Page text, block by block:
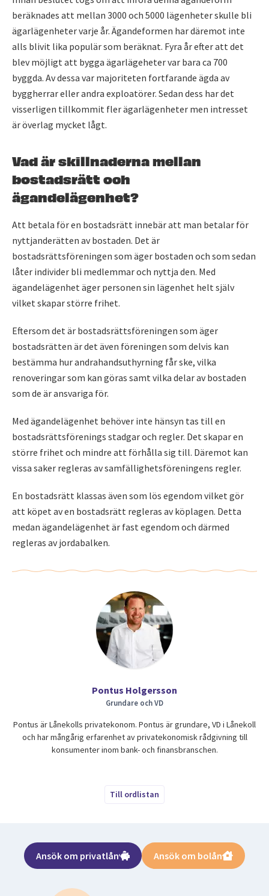
beräknades att mellan 3000 och 5000 lägenheter skulle bli
ägarlägenheter varje år. Ägandeformen har däremot inte
alls blivit lika populär som beräknat. Fyra år efter att det
blev möjligt att bygga ägarlägeheter var bara ca 700
byggda. Av dessa var majoriteten fortfarande ägda av
byggherrar eller andra exploatörer. Sedan dess har det
visserligen tillkommit fler ägarlägenheter men intresset
är överlag mycket lågt.
Vad är skillnaderna mellan
bostadsrätt och
ägandelägenhet?
Att betala för en bostadsrätt innebär att man betalar för
nyttjanderätten av bostaden. Det är
bostadsrättsföreningen som äger bostaden och som sedan
låter individer bli medlemmar och nyttja den. Med
ägandelägenhet äger personen sin lägenhet helt själv
vilket skapar större frihet.
Eftersom det är bostadsrättsföreningen som äger
bostadsrätten är det även föreningen som delvis kan
bestämma hur andrahandsuthyrning får ske, vilka
renoveringar som kan göras samt vilka delar av bostaden
som de är ansvariga för.
Med ägandelägenhet behöver inte hänsyn tas till en
bostadsrättsförenings stadgar och regler. Det skapar en
större frihet och mindre att förhålla sig till. Däremot kan
vissa saker regleras av samfällighetsföreningens regler.
En bostadsrätt klassas även som lös egendom vilket gör
att köpet av en bostadsrätt regleras av köplagen. Detta
medan ägandelägenhet är fast egendom och därmed
regleras av jordabalken.
Pontus Holgersson
Grundare och VD
Pontus är Lånekolls privatekonom. Pontus är grundare, VD i Lånekoll
och har mångårig erfarenhet av privatekonomisk rådgivning till
konsumenter inom bank- och finansbranschen.
Till ordlistan
Ansök om privatlån Ansök om bolån